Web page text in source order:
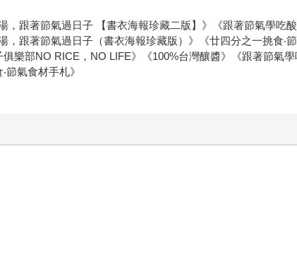
，跟著節氣過日子 【書衣海報珍藏二版】》《跟著節氣學吃
，跟著節氣過日子（書衣海報珍藏版）》《廿四分之一挑食
樂部NO RICE，NO LIFE》《100%台灣釀醬》《跟著節氣
節氣食材手札》